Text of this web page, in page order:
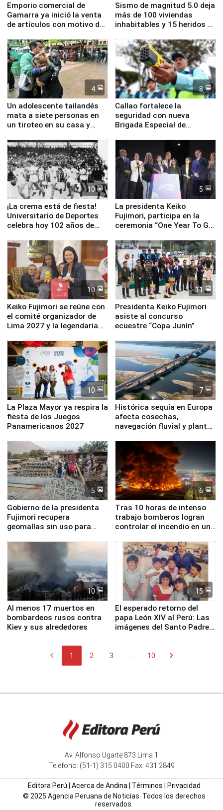
Emporio comercial de
Gamarra ya inició la venta
de artículos con motivo de
Sismo de magnitud 5.0 deja
más de 100 viviendas
inhabitables y 15 heridos en
4
Un adolescente tailandés
mata a siete personas en
un tiroteo en su casa y
8
Callao fortalece la
seguridad con nueva
Brigada Especial de
equipamiento para
Serenazgo
10
¡La crema está de fiesta!
Universitario de Deportes
celebra hoy 102 años de
5
La presidenta Keiko
Fujimori, participa en la
ceremonia “One Year To Go
10
Keiko Fujimori se reúne con
el comité organizador de
Lima 2027 y la legendaria
11
Presidenta Keiko Fujimori
asiste al concurso
ecuestre “Copa Junín”
10
La Plaza Mayor ya respira la
fiesta de los Juegos
Panamericanos 2027
7
Histórica sequía en Europa
afecta cosechas,
navegación fluvial y plantas
5
Gobierno de la presidenta
Fujimori recupera
geomallas sin uso para
Fenómeno El Niño
6
Tras 10 horas de intenso
trabajo bomberos logran
controlar el incendio en una
de Chile
10
Al menos 17 muertos en
bombardeos rusos contra
Kiev y sus alrededores
15
El esperado retorno del
papa León XIV al Perú: Las
imágenes del Santo Padre
chevron_left 1 2 3 10 chevron_right
Av. Alfonso Ugarte 873 Lima 1
Teléfono: (51-1) 315 0400 Fax: 431 2849
Editora Perú Acerca de Andina| Términos
Privacidad
© 2025 Agencia Peruana de Noticias. Todos los derechos
reservados.